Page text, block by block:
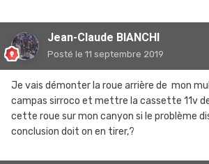
Jean-Claude BIANCHI
Posté le 11 septembre 2019
Je vais démonter la roue arrière de mon
campas sirroco et mettre la cassette 11v
cette roue sur mon canyon si le problème
conclusion doit on en tirer,?